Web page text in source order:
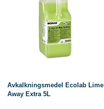
Avkalkningsmedel Ecolab Lime
Away Extra 5L